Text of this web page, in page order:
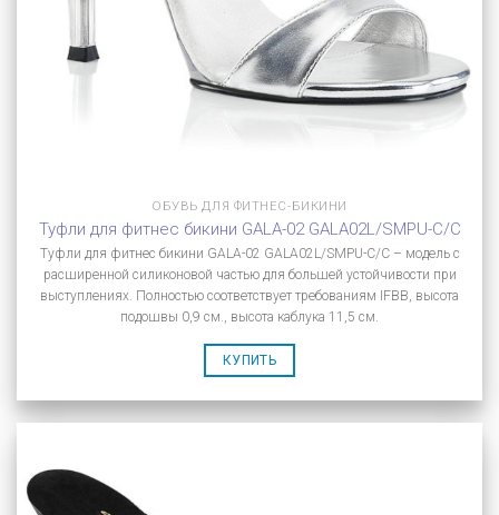
ОБУВЬ ДЛЯ ФИТНЕС-БИКИНИ
Туфли для фитнес бикини GALA-02 GALA02L/SMPU-C/C
Туфли для фитнес бикини GALA-02 GALA02L/SMPU-C/C – модель с
расширенной силиконовой частью для большей устойчивости при
выступлениях. Полностью соответствует требованиям IFBB, высота
подошвы 0,9 см., высота каблука 11,5 см.
КУПИТЬ